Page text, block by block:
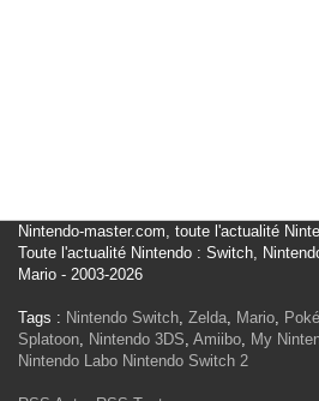
Nintendo-master.com, toute l'actualité
Toute l'actualité Nintendo : Switch,
Mario - 2003-2026
Tags : Nintendo Switch, Zelda, Mario,
Splatoon, Nintendo 3DS, Amiibo, My
Nintendo Labo Nintendo Switch 2